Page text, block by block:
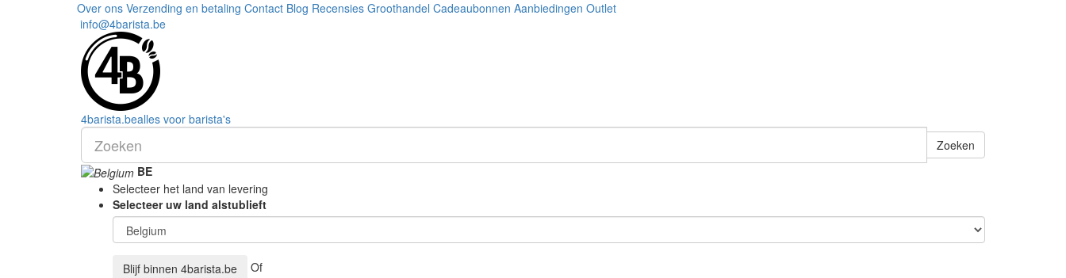
Over ons Verzending en betaling Contact Blog Recensies Groothandel Cadeaubonnen Aanbiedingen Outlet
info@4barista.be
4barista.bealles voor barista's
Zoeken
BE
Selecteer het land van levering
Selecteer uw land alstublieft
Blijf binnen 4barista.be Of